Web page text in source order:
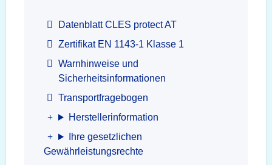
Datenblatt CLES protect AT
Zertifikat EN 1143-1 Klasse 1
Warnhinweise und
Sicherheitsinformationen
Transportfragebogen
Herstellerinformation
Ihre gesetzlichen
Gewährleistungsrechte